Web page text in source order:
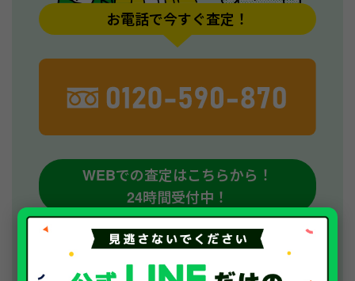
お電話で今すぐ査定！
WEBでの査定はこちらから！
24時間受付中！